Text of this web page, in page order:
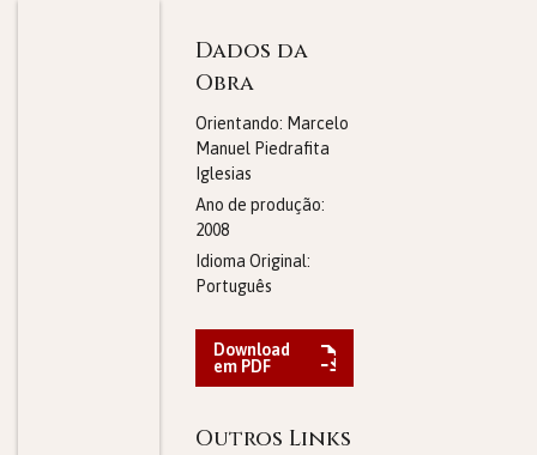
Dados da
Obra
Orientando: Marcelo
Manuel Piedrafita
Iglesias
Ano de produção:
2008
Idioma Original:
Português
Download
em PDF
Outros Links